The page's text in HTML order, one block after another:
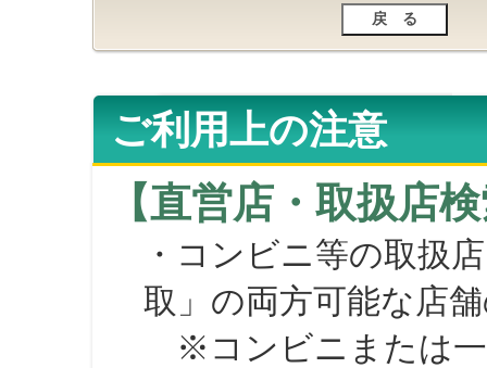
ご利用上の注意
【直営店・取扱店
・コンビニ等の取扱
取」の両方可能な店
※コンビニまたは一